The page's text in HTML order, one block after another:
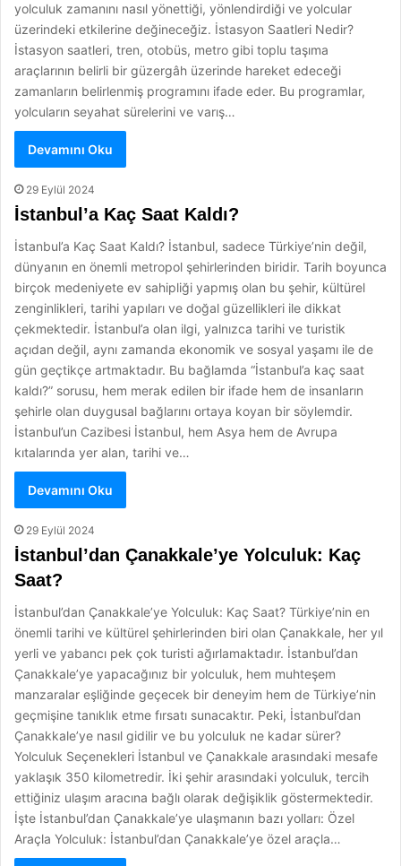
yolculuk zamanını nasıl yönettiği, yönlendirdiği ve yolcular
üzerindeki etkilerine değineceğiz. İstasyon Saatleri Nedir?
İstasyon saatleri, tren, otobüs, metro gibi toplu taşıma
araçlarının belirli bir güzergâh üzerinde hareket edeceği
zamanların belirlenmiş programını ifade eder. Bu programlar,
yolcuların seyahat sürelerini ve varış…
Devamını Oku
29 Eylül 2024
İstanbul’a Kaç Saat Kaldı?
İstanbul’a Kaç Saat Kaldı? İstanbul, sadece Türkiye’nin değil,
dünyanın en önemli metropol şehirlerinden biridir. Tarih boyunca
birçok medeniyete ev sahipliği yapmış olan bu şehir, kültürel
zenginlikleri, tarihi yapıları ve doğal güzellikleri ile dikkat
çekmektedir. İstanbul’a olan ilgi, yalnızca tarihi ve turistik
açıdan değil, aynı zamanda ekonomik ve sosyal yaşamı ile de
gün geçtikçe artmaktadır. Bu bağlamda “İstanbul’a kaç saat
kaldı?” sorusu, hem merak edilen bir ifade hem de insanların
şehirle olan duygusal bağlarını ortaya koyan bir söylemdir.
İstanbul’un Cazibesi İstanbul, hem Asya hem de Avrupa
kıtalarında yer alan, tarihi ve…
Devamını Oku
29 Eylül 2024
İstanbul’dan Çanakkale’ye Yolculuk: Kaç
Saat?
İstanbul’dan Çanakkale’ye Yolculuk: Kaç Saat? Türkiye’nin en
önemli tarihi ve kültürel şehirlerinden biri olan Çanakkale, her yıl
yerli ve yabancı pek çok turisti ağırlamaktadır. İstanbul’dan
Çanakkale’ye yapacağınız bir yolculuk, hem muhteşem
manzaralar eşliğinde geçecek bir deneyim hem de Türkiye’nin
geçmişine tanıklık etme fırsatı sunacaktır. Peki, İstanbul’dan
Çanakkale’ye nasıl gidilir ve bu yolculuk ne kadar sürer?
Yolculuk Seçenekleri İstanbul ve Çanakkale arasındaki mesafe
yaklaşık 350 kilometredir. İki şehir arasındaki yolculuk, tercih
ettiğiniz ulaşım aracına bağlı olarak değişiklik göstermektedir.
İşte İstanbul’dan Çanakkale’ye ulaşmanın bazı yolları: Özel
Araçla Yolculuk: İstanbul’dan Çanakkale’ye özel araçla…